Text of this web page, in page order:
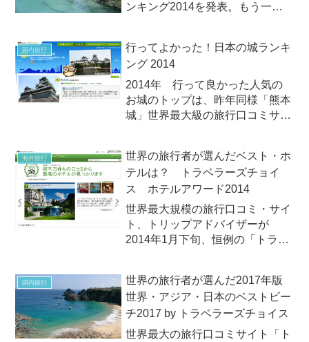
ンキング2014を発表。もう一度
国内旅行
行ってよかった！日本の城ランキ
ング 2014
2014年 行って良かった人気の
お城のトップは、昨年同様「熊本
城」世界最大級の旅行口コミサイ
（木）、「行ってよかった！日本
の城ランキング 2014」を発表し
ました。第...
海外旅行
世界の旅行者が選んだベスト・ホ
テルは？ トラベラーズチョイ
ス ホテルアワード2014
世界最大規模の旅行口コミ・サイ
ト、トリップアドバイザーが
2014年1月下旬、恒例の「トラベ
国内旅行
世界の旅行者が選んだ2017年版
世界・アジア・日本のベストビー
チ2017 by トラベラーズチョイス
世界最大の旅行口コミサイト「ト